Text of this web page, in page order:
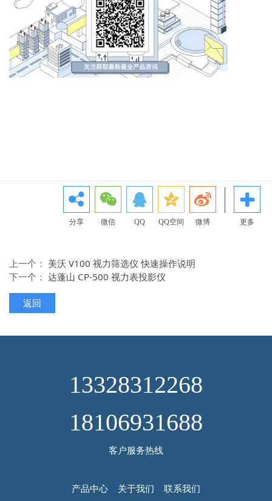
分享 微信 QQ QQ空间 微博 更多
上一个： 美沃 V100 视力筛选仪 快速操作说明
下一个：达蓬山 CP-500 视力表投影仪
返回
13328312268
18106931688
客户服务热线
产品中心 关于我们 联系我们